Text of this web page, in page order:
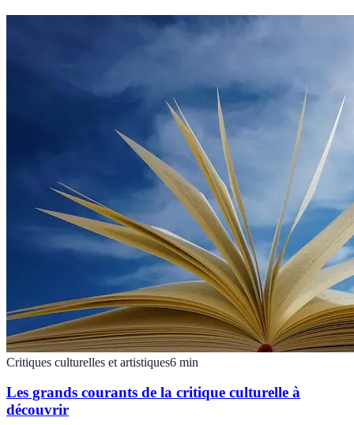
Critiques culturelles et artistiques6 min
Les grands courants de la critique culturelle à
découvrir